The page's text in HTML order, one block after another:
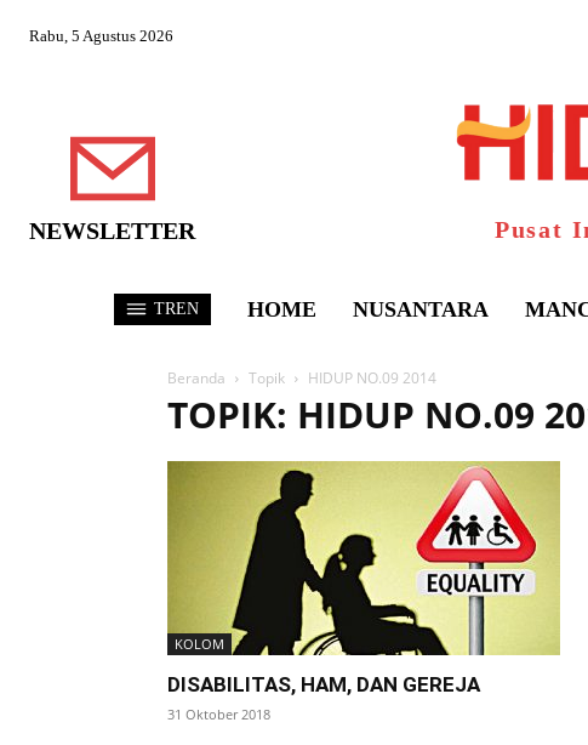
Rabu, 5 Agustus 2026
NEWSLETTER Pusat
TREN HOME NUSANTARA
Beranda Topik HIDUP NO.09 2014
TOPIK: HIDUP NO.09
KOLOM
DISABILITAS, HAM, DAN GEREJA
31 Oktober 2018